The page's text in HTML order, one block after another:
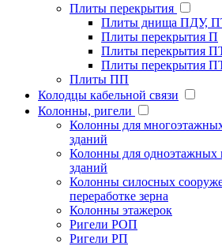
Плиты перекрытия
Плиты днища ПДУ,
Плиты перекрытия П
Плиты перекрытия
Плиты перекрытия
Плиты ПП
Колодцы кабельной связи
Колонны, ригели
Колонны для
зданий
Колонны для одноэтажных
зданий
Колонны силосных
переработке зерна
Колонны этажерок
Ригели РОП
Ригели РП